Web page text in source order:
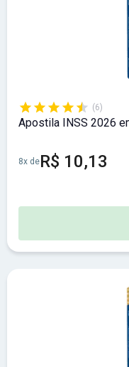
(6)
Apostila INSS 2026
8x deR$ 10,13